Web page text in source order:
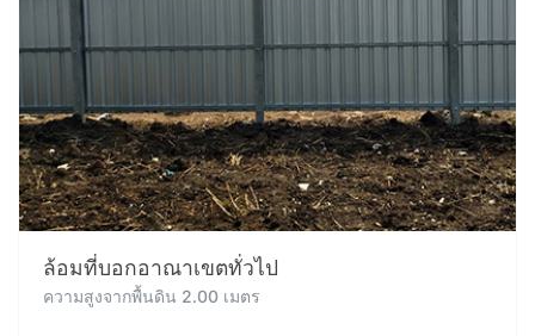
ล้อมที่บอกอาณาเขตทั่วไป
ความสูงจากพื้นดิน 2.00 เมตร